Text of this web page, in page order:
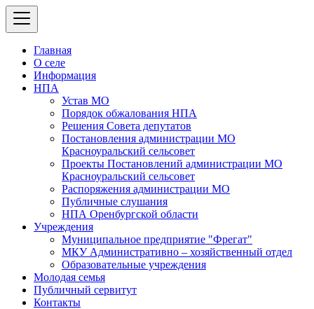
Главная
О селе
Информация
НПА
Устав МО
Порядок обжалования НПА
Решения Совета депутатов
Постановления администрации МО
Красноуральский сельсовет
Проекты Постановлений администрации МО
Красноуральский сельсовет
Распоряжения администрации МО
Публичные слушания
НПА Оренбургской области
Учреждения
Муниципальное предприятие "Фрегат"
МКУ Административно – хозяйственный отдел
Образовательные учреждения
Молодая семья
Публичный сервитут
Контакты